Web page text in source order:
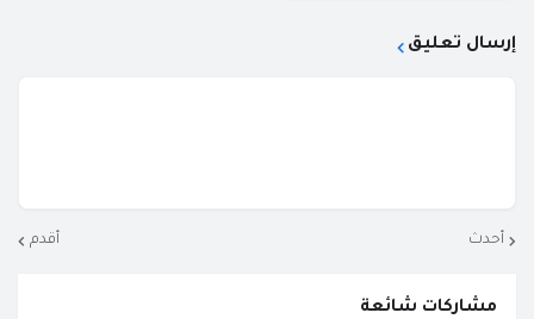
إرسال تعليق
أحدث أقدم
مشاركات شائعة